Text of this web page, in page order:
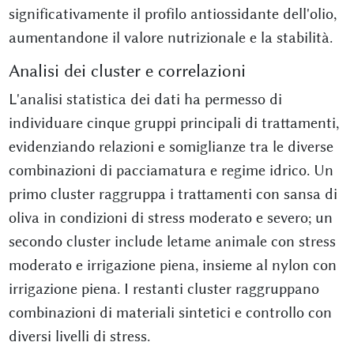
significativamente il profilo antiossidante dell'olio,
aumentandone il valore nutrizionale e la stabilità.
Analisi dei cluster e correlazioni
L'analisi statistica dei dati ha permesso di
individuare cinque gruppi principali di trattamenti,
evidenziando relazioni e somiglianze tra le diverse
combinazioni di pacciamatura e regime idrico. Un
primo cluster raggruppa i trattamenti con sansa di
oliva in condizioni di stress moderato e severo; un
secondo cluster include letame animale con stress
moderato e irrigazione piena, insieme al nylon con
irrigazione piena. I restanti cluster raggruppano
combinazioni di materiali sintetici e controllo con
diversi livelli di stress.